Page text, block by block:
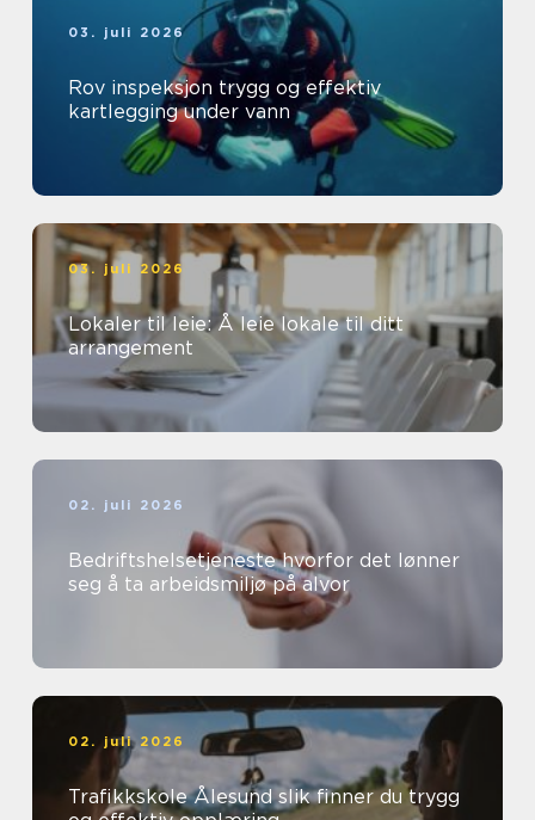
03. juli 2026
Rov inspeksjon trygg og effektiv
kartlegging under vann
03. juli 2026
Lokaler til leie: Å leie lokale til ditt
arrangement
02. juli 2026
Bedriftshelsetjeneste hvorfor det lønner
seg å ta arbeidsmiljø på alvor
02. juli 2026
Trafikkskole Ålesund slik finner du trygg